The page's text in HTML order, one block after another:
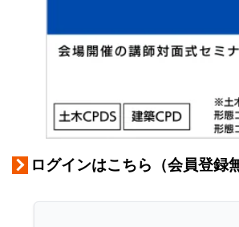
ログインはこちら（会員登録